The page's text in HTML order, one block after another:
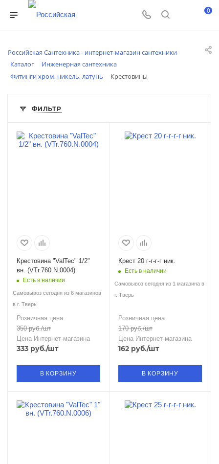
0
Российская Сантехника - интернет-магазин сантехники
Каталог
Инженерная сантехника
Фитинги хром, никель, латунь
Крестовины
ФИЛЬТР
Крестовина "ValTec" 1/2"
вн. (VTr.760.N.0004)
Есть в наличии
Самовывоз сегодня из 6 магазинов
в г. Тверь
Розничная цена
350руб./шт
Цена Интернет-магазина
333 руб./шт
В КОРЗИНУ
Крест 20 г-г-г-г ник.
Есть в наличии
Самовывоз сегодня из 1 магазина в
г. Тверь
Розничная цена
170руб./шт
Цена Интернет-магазина
162 руб./шт
В КОРЗИНУ